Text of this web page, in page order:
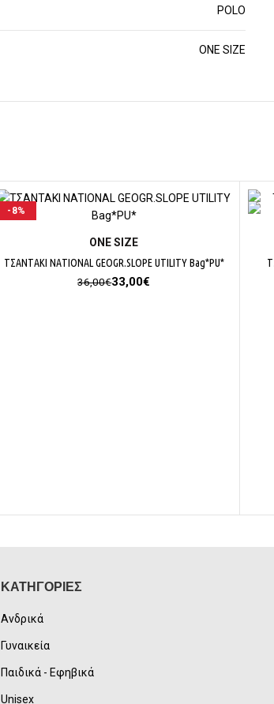
POLO
ΟΝΕ SΙΖΕ
-8%
ΕΠΙΛΟΓΉ
ΟΝΕ SΙΖΕ
ΤΣΑΝΤΑΚΙ NATIONAL GEOGR.SLOPE UTILITY Bag*PU*
36,00€Original
33,00€
ΚΑΤΗΓΟΡΙΕΣ
Ανδρικά
Γυναικεία
Παιδικά - Εφηβικά
Unisex